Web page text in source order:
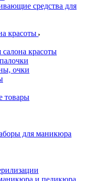
средства для
красоты
красоты
очки
товары
для маникюра
и педикюра